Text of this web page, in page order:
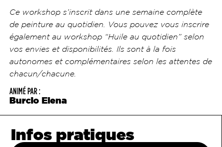
Ce workshop s’inscrit dans une semaine complète
de peinture au quotidien. Vous pouvez vous inscrire
également au workshop “Huile au quotidien” selon
vos envies et disponibilités. Ils sont à la fois
autonomes et complémentaires selon les attentes de
chacun/chacune.
ANIMÉ PAR :
Burcio Elena
Infos pratiques